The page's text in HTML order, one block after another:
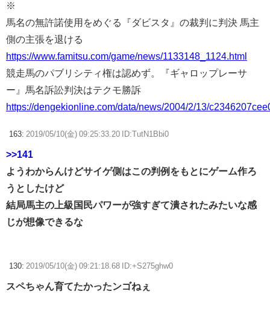
※
馬名の無許諾使用をめぐる『ダビスタ』の裁判に判決 馬主
側の主張を退ける
https://www.famitsu.com/game/news/1133148_1124.html
競走馬のパブリシティ権は認めず。『ギャロップレーサ
ー』馬名訴訟判決はテクモ勝訴
https://dengekionline.com/data/news/2004/2/13/
163: 2019/05/10(金) 09:25:33.20 ID:TutN1Bbi0
>>141
ようわからんけどサイゲ側はこの判例をもとにゲーム作ろ
うとしたけど
結局馬主の上級国民パワーが強すぎて潰されたみたいな感
じが想像できるな
130: 2019/05/10(金) 09:21:18.68 ID:+S275ghw0
スペちゃん育てたかったンゴねぇ